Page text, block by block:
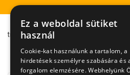
trichomonas
hüvelyfertőzés
hüvelyöblítés
Ez a weboldal sütiket
használ
Cookie-kat használunk a tartalom, a
hirdetések személyre szabására és
forgalom elemzésére. Webhelyünk